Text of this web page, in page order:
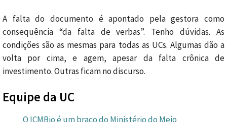
A falta do documento é apontado pela gestora como
consequência “da falta de verbas”. Tenho dúvidas. As
condições são as mesmas para todas as UCs. Algumas dão a
volta por cima, e agem, apesar da falta crônica de
investimento. Outras ficam no discurso.
Equipe da UC
O ICMBio é um braço do Ministério do Meio